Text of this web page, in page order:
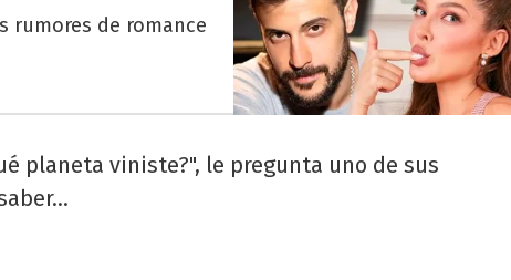
rumores de romance
planeta viniste?", le pregunta uno de sus